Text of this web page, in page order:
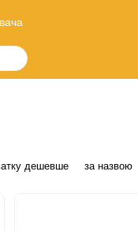
дешевше за назвою